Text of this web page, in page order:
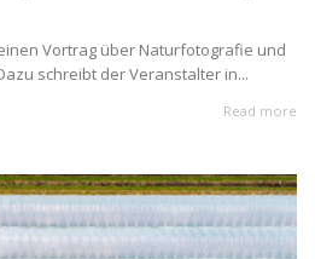
Vortrag über Naturfotografie und
schreibt der Veranstalter in...
Read more